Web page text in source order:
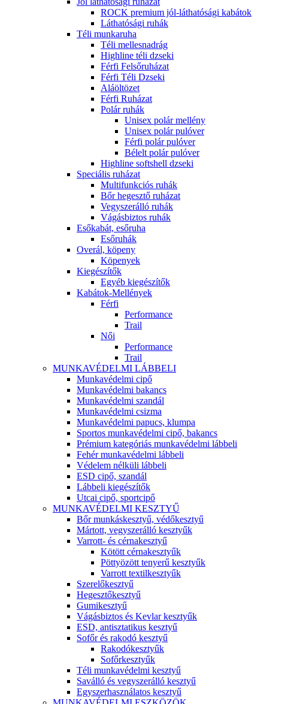
ROCK premium jól-láthatósági kabátok
Láthatósági ruhák
Téli munkaruha
Téli mellesnadrág
Highline téli dzseki
Férfi Felsőruházat
Férfi Téli Dzseki
Aláöltözet
Férfi Ruházat
Polár ruhák
Unisex polár mellény
Unisex polár pulóver
Férfi polár pulóver
Bélelt polár pulóver
Highline softshell dzseki
Speciális ruházat
Multifunkciós ruhák
Bőr hegesztő ruházat
Vegyszerálló ruhák
Vágásbiztos ruhák
Esőkabát, esőruha
Esőruhák
Overál, köpeny
Köpenyek
Kiegészítők
Egyéb kiegészítők
Kabátok-Mellények
Férfi
Performance
Trail
Női
Performance
Trail
MUNKAVÉDELMI LÁBBELI
Munkavédelmi cipő
Munkavédelmi bakancs
Munkavédelmi szandál
Munkavédelmi csizma
Munkavédelmi papucs, klumpa
Sportos munkavédelmi cipő, bakancs
Prémium kategóriás munkavédelmi lábbeli
Fehér munkavédelmi lábbeli
Védelem nélküli lábbeli
ESD cipő, szandál
Lábbeli kiegészítők
Utcai cipő, sportcipő
MUNKAVÉDELMI KESZTYŰ
Bőr munkáskesztyű, védőkesztyű
Mártott, vegyszerálló kesztyűk
Varrott- és cérnakesztyű
Kötött cérnakesztyűk
Pöttyözött tenyerű kesztyűk
Varrott textilkesztyűk
Szerelőkesztyű
Hegesztőkesztyű
Gumikesztyű
Vágásbiztos és Kevlar kesztyűk
ESD, antisztatikus kesztyű
Sofőr és rakodó kesztyű
Rakodókesztyűk
Sofőrkesztyűk
Téli munkavédelmi kesztyű
Saválló és vegyszerálló kesztyű
Egyszerhasználatos kesztyű